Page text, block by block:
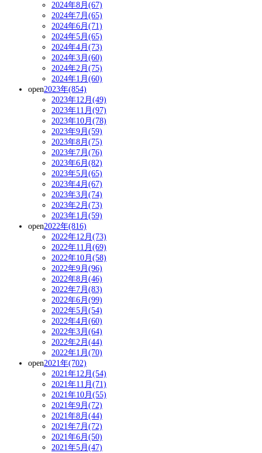
2024年8月(67)
2024年7月(65)
2024年6月(71)
2024年5月(65)
2024年4月(73)
2024年3月(60)
2024年2月(75)
2024年1月(60)
open2023年(854)
2023年12月(49)
2023年11月(97)
2023年10月(78)
2023年9月(59)
2023年8月(75)
2023年7月(76)
2023年6月(82)
2023年5月(65)
2023年4月(67)
2023年3月(74)
2023年2月(73)
2023年1月(59)
open2022年(816)
2022年12月(73)
2022年11月(69)
2022年10月(58)
2022年9月(96)
2022年8月(46)
2022年7月(83)
2022年6月(99)
2022年5月(54)
2022年4月(60)
2022年3月(64)
2022年2月(44)
2022年1月(70)
open2021年(702)
2021年12月(54)
2021年11月(71)
2021年10月(55)
2021年9月(72)
2021年8月(44)
2021年7月(72)
2021年6月(50)
2021年5月(47)